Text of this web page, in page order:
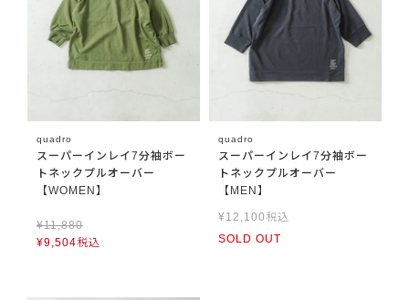
quadro
スーパーインレイ7分袖ボー
トネックプルオーバー
【WOMEN】
¥11,880
¥9,504税込
quadro
スーパーインレイ7分袖ボー
トネックプルオーバー
【MEN】
¥12,100 税込
SOLD OUT